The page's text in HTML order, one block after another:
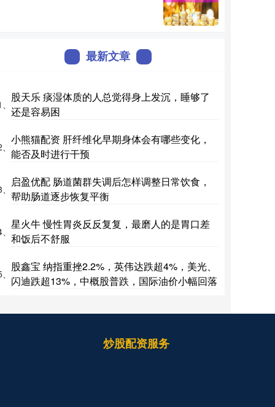
最新文章
股天乐 痰湿体质的人总觉得身上发沉，睡够了
还是容易困
小熊猫配资 肝纤维化早期身体会有哪些变化，
能否及时进行干预
启盈优配 肠道菌群失调后怎样调整日常饮食，
帮助肠道逐步恢复平衡
星火牛 慢性胃炎反反复复，最磨人的是胃口差
和饭后不舒服
股鑫宝 纳指重挫2.2%，英伟达跌超4%，美光、
闪迪跌超13%，中概股普跌，国际油价小幅回落
炒股配资服务